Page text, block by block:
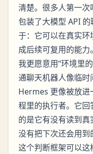
清楚。很多人第一次
包装了大模型 API
于：它可以在真实
成后续可复用的能力。
我更愿意用“环境里
通聊天机器人像临时
Hermes 更像被放进
程里的执行者。它
的是它有没有读到
没有把下次还会用到
这个判断框架可以